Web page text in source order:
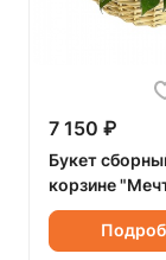
7 150 ₽
Букет
корзине